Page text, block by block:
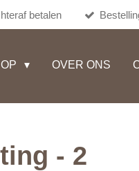
betalen
OVER ONS
- 2